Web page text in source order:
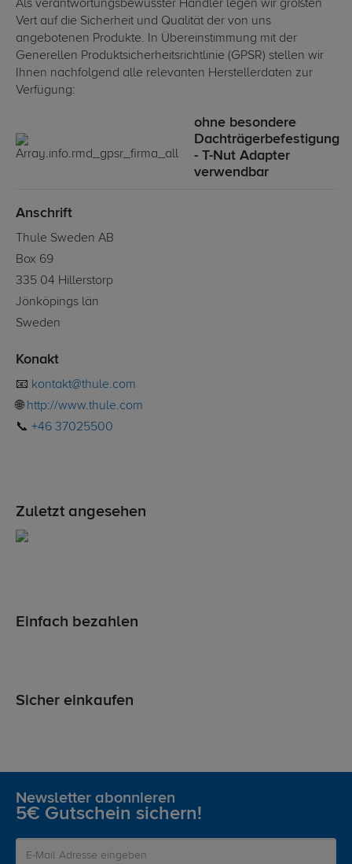
Als verantwortungsbewusster Händler legen wir größten
Vert auf die Sicherheit und Qualität der von uns
angebotenen Produkte. In Übereinstimmung mit der
Generellen Produktsicherheitsrichtlinie (GPSR) stellen wir
Ihnen nachfolgend alle relevanten Herstellerdaten zur
Verfügung:
ohne besondere
Dachträgerbefestigung
- T-Nut Adapter
verwendbar
Anschrift
Thule Sweden AB
Box 69
335 04 Hillerstorp
Jönköpings län
Sweden
Konakt
📧 kontakt@thule.com
🌐 http://www.thule.com
📞 +46 37025500
Zuletzt angesehen
Einfach bezahlen
Sicher einkaufen
Newsletter abonnieren
5€ Gutschein sichern!